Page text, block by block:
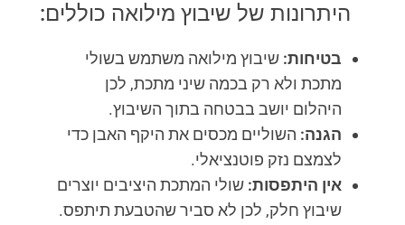
היתרונות של שיבוץ מילואה כוללים:
בטיחות: שיבוץ מילואה משתמש בשולי
מתכת ולא רק בכמה שיני מתכת, לכן
היהלום יושב בבטחה בתוך השיבוץ.
הגנה: השוליים מכסים את היקף האבן כדי
לצמצם נזק פוטנציאלי.
אין היתפסות: שולי המתכת היציבים יוצרים
שיבוץ חלק, לכן לא סביר שהטבעת תיתפס.